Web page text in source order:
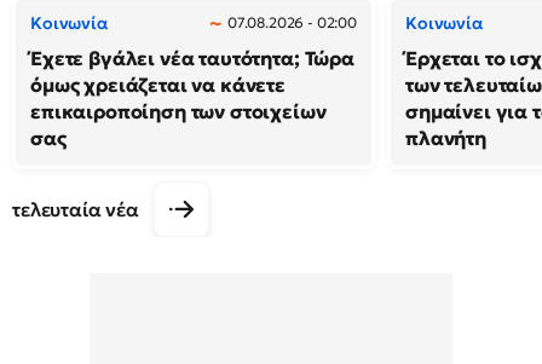
Κοινωνία 07.08.2026 - 02:00
Έχετε βγάλει νέα ταυτότητα; Τώρα
όμως χρειάζεται να κάνετε
επικαιροποίηση των στοιχείων
σας
Κοινωνία
Έρχεται το
των
σημαίνει για
πλανήτη
τελευταία νέα